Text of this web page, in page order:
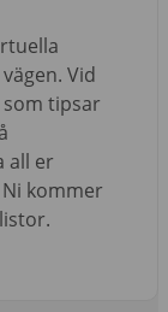
Vid
som tipsar
all er
kommer